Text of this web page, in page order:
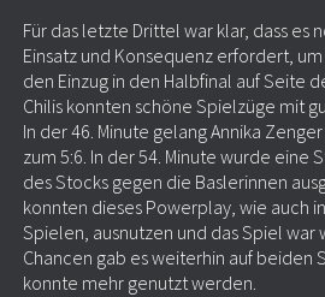
Für das letzte Drittel war klar, dass es
Einsatz und Konsequenz erfordert,
den Einzug in den Halbfinal auf Seite
Chilis konnten schöne Spielzüge mit
In der 46. Minute gelang Annika
zum 5:6. In der 54. Minute wurde eine
des Stocks gegen die Baslerinnen
konnten dieses Powerplay, wie auch
Spielen, ausnutzen und das Spiel war
Chancen gab es weiterhin auf beiden
konnte mehr genutzt werden.